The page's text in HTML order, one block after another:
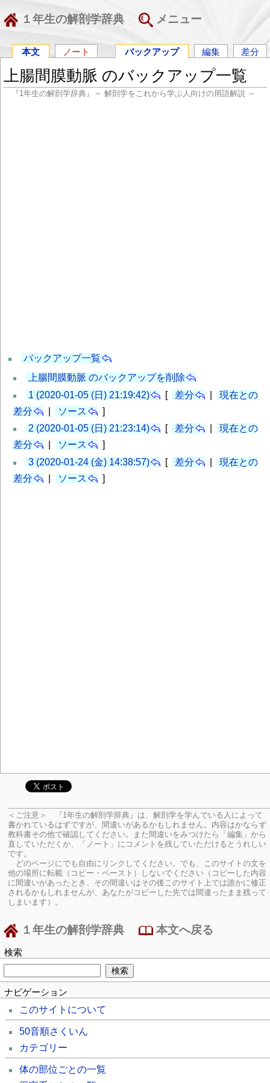
１年生の解剖学辞典 メニュー
本文 ノート バックアップ 編集 差分
上腸間膜動脈 のバックアップ一覧
『1年生の解剖学辞典』～ 解剖学をこれから学ぶ人向けの用語解説 ～
バックアップ一覧
上腸間膜動脈 のバックアップを削除
1 (2020-01-05 (日) 21:19:42)
[ 差分
現在との
差分
ソース
]
2 (2020-01-05 (日) 21:23:14)
[ 差分
現在との
差分
ソース
]
3 (2020-01-24 (金) 14:38:57)
[ 差分
現在との
差分
ソース ]
＜ご注意＞ 『1年生の解剖学辞典』は、解剖学を学んでいる人によって
書かれているはずですが、間違いがあるかもしれません。内容はかならず
教科書その他で確認してください。
また間違いをみつけたら「編集」から
直していただくか、「ノート」にコメントを残していただけるとうれしい
です。
どのページにでも自由にリンクしてください。でも、このサイトの文を
他の場所に転載（コピー・ペースト）しないでください（コピーした内容
に間違いがあったとき、その間違いはその後このサイト上では誰かに修正
されるかもしれませんが、あなたがコピーした先では間違ったまま残って
しまいます）。
１年生の解剖学辞典 本文へ戻る
検索
ナビゲーション
このサイトについて
50音順さくいん
カテゴリー
体の部位ごとの一覧